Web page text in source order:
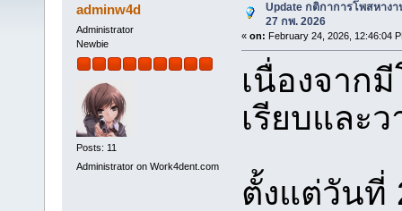
adminw4d
Administrator
Newbie
Posts: 11
Administrator on Work4dent.com
Update กติกาการโพสหาง
27 กพ. 2026
« on: February 24, 2026, 12:46:04
เนื่องจาก
เรียบและ
ตั้งแต่วันที่